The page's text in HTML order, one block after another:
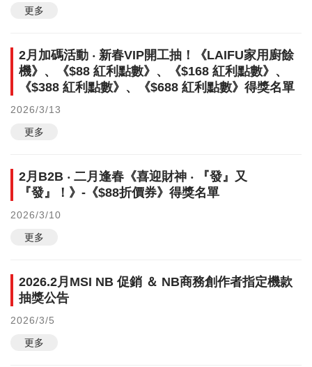
更多
2月加碼活動 ‧ 新春VIP開工抽！《LAIFU家用廚餘
機》、《$88 紅利點數》、《$168 紅利點數》、
《$388 紅利點數》、《$688 紅利點數》得獎名單
2026/3/13
更多
2月B2B ‧ 二月逢春《喜迎財神 ‧ 『發』又
『發』！》-《$88折價券》得獎名單
2026/3/10
更多
2026.2月MSI NB 促銷 ＆ NB商務創作者指定機款
抽獎公告
2026/3/5
更多